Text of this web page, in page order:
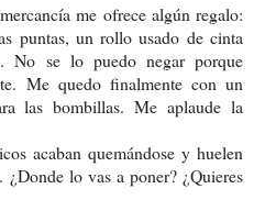
me ofrece algún regalo:
puntas, un rollo usado de cinta
No se lo puedo negar porque
Me quedo finalmente con un
las bombillas. Me aplaude la
acaban quemándose y huelen
lo vas a poner? ¿Quieres